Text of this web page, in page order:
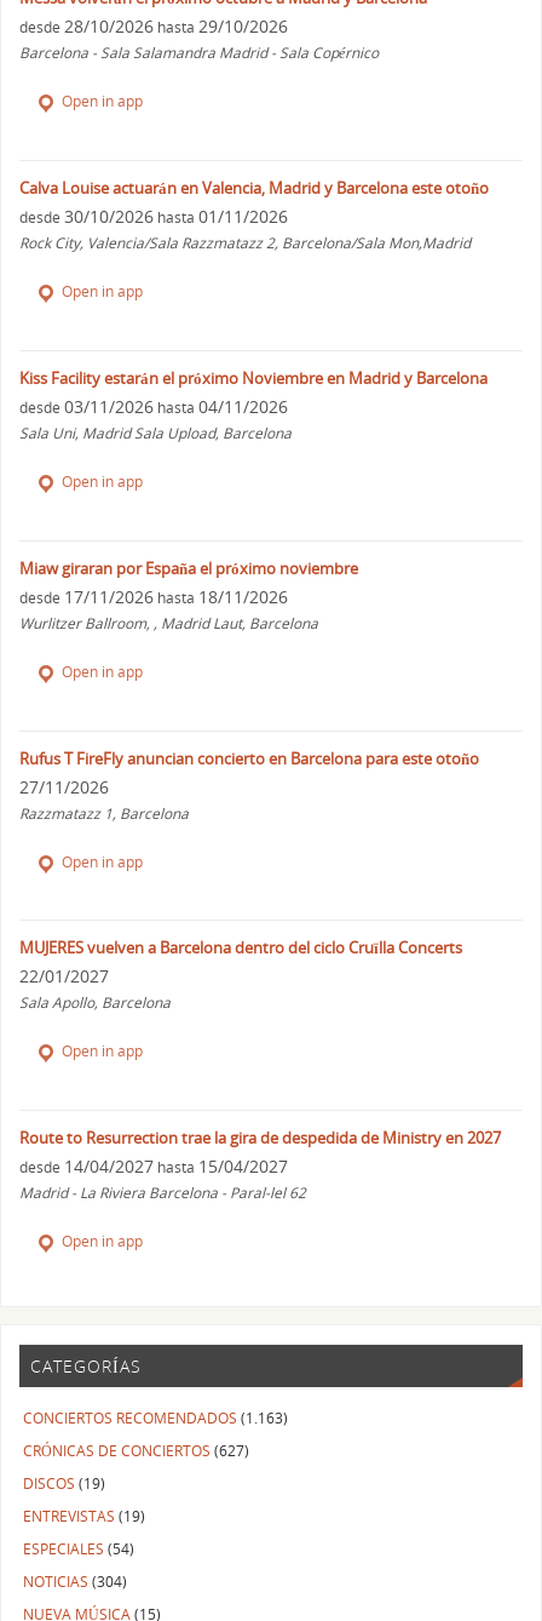
desde 28/10/2026 hasta 29/10/2026
Barcelona - Sala Salamandra Madrid - Sala Copérnico
Open in app
Calva Louise actuarán en Valencia, Madrid y Barcelona este otoño
desde 30/10/2026 hasta 01/11/2026
Rock City, Valencia/Sala Razzmatazz 2, Barcelona/Sala Mon,Madrid
Open in app
Kiss Facility estarán el próximo Noviembre en Madrid y Barcelona
desde 03/11/2026 hasta 04/11/2026
Sala Uni, Madrid Sala Upload, Barcelona
Open in app
Miaw giraran por España el próximo noviembre
desde 17/11/2026 hasta 18/11/2026
Wurlitzer Ballroom, , Madrid Laut, Barcelona
Open in app
Rufus T FireFly anuncian concierto en Barcelona para este otoño
27/11/2026
Razzmatazz 1, Barcelona
Open in app
MUJERES vuelven a Barcelona dentro del ciclo Cruïlla Concerts
22/01/2027
Sala Apollo, Barcelona
Open in app
Route to Resurrection trae la gira de despedida de Ministry en 2027
desde 14/04/2027 hasta 15/04/2027
Madrid - La Riviera Barcelona - Paral-lel 62
Open in app
CATEGORÍAS
CONCIERTOS RECOMENDADOS (1.163)
CRÓNICAS DE CONCIERTOS (627)
DISCOS (19)
ENTREVISTAS (19)
ESPECIALES (54)
NOTICIAS (304)
NUEVA MÚSICA(15)